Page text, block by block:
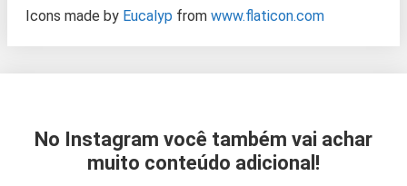
Icons made by Eucalyp from www.flaticon.com
No Instagram você também vai achar
muito conteúdo adicional!